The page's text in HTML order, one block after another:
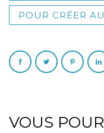
POUR CRÉER
VOUS